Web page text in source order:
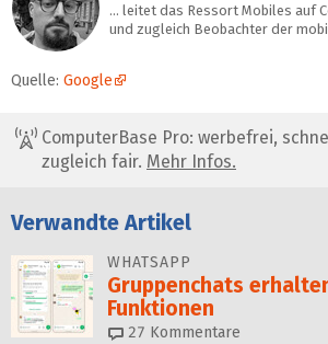
… leitet das Ressort Mobiles auf
und zugleich Beobachter der
Quelle: Google
ComputerBase Pro: werbefrei,
zugleich fair. Mehr Infos.
Verwandte Artikel
WHATSAPP
Gruppenchats
Funktionen
27 Kommentare